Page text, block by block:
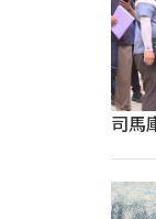
司馬